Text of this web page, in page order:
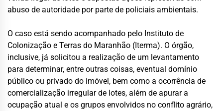
abuso de autoridade por parte de policiais ambientais.
O caso está sendo acompanhado pelo Instituto de
Colonização e Terras do Maranhão (Iterma). O órgão,
inclusive, já solicitou a realização de um levantamento
para determinar, entre outras coisas, eventual domínio
público ou privado do imóvel, bem como a ocorrência de
comercialização irregular de lotes, além de apurar a
ocupação atual e os grupos envolvidos no conflito agrário,